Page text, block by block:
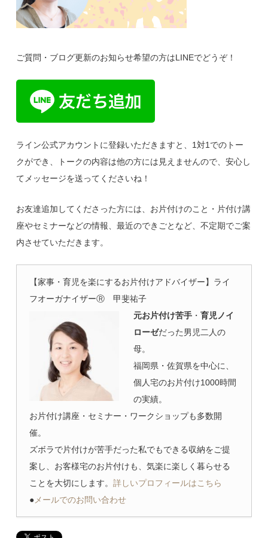
ご質問・ブログ更新のお知らせ希望の方はLINEでどうぞ！
ライン公式アカウントに登録いただきますと、1対1でのトー
クができ、トークの内容は他の方には見えませんので、安心し
てメッセージを送ってくださいね！
お友達追加してくださった方には、お片付けのこと・片付け講
座やセミナーなどの情報、最近のできごとなど、不定期でご案
内させていただきます。
【家事・育児を楽にするお片付けアドバイザー】ライ
フオーガナイザーⓇ 甲斐祐子
元お片付け苦手 ・育児ノイ
ローゼだった男児二人の
母。
福岡県・佐賀県を中心に、
個人宅のお片付け1000時間
の実績。
お片付け講座・セミナー・ワークショップも多数開
催。
ズボラで片付けが苦手だった私でもできる収納をご提
案し、お客様宅のお片付けも、気楽に楽しく暮らせる
ことを大切にします。詳しいプロフィールはこちら
● メールでのお問い合わせ